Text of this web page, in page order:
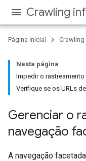
Crawling
Página inicial
Nesta página
Impedir o
Verifique se os URLs
Gerenciar o
navegação
A navegação